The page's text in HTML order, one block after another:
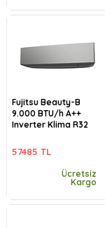
Fujitsu Beauty-B
9.000 BTU/h A++
Inverter Klima R32
57485 TL
Ücretsiz
Kargo